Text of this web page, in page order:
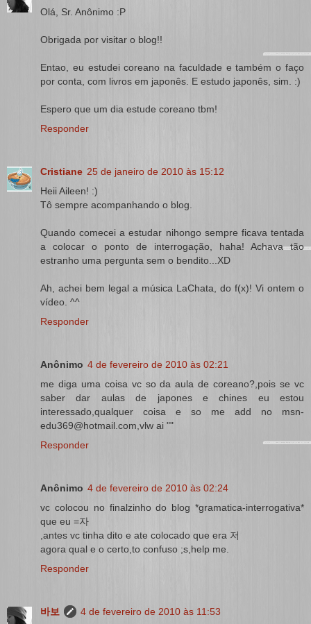
Olá, Sr. Anônimo :P
Obrigada por visitar o blog!!
Entao, eu estudei coreano na faculdade e também o faço
por conta, com livros em japonês. E estudo japonês, sim. :)
Espero que um dia estude coreano tbm!
Responder
Cristiane 25 de janeiro de 2010 às 15:12
Heii Aileen! :)
Tô sempre acompanhando o blog.
Quando comecei a estudar nihongo sempre ficava tentada
a colocar o ponto de interrogação, haha! Achava tão
estranho uma pergunta sem o bendito...XD
Ah, achei bem legal a música LaChata, do f(x)! Vi ontem o
vídeo. ^^
Responder
Anônimo 4 de fevereiro de 2010 às 02:21
me diga uma coisa vc so da aula de coreano?,pois se vc
saber dar aulas de japones e chines eu estou
interessado,qualquer coisa e so me add no msn-
edu369@hotmail.com,vlw ai ""
Responder
Anônimo 4 de fevereiro de 2010 às 02:24
vc colocou no finalzinho do blog *gramatica-interrogativa*
que eu =자
,antes vc tinha dito e ate colocado que era 저
agora qual e o certo,to confuso ;s,help me.
Responder
바보
4 de fevereiro de 2010 às 11:53